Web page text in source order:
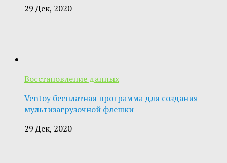
29 Дек, 2020
Восстановление данных
Ventoy бесплатная программа для создания
мультизагрузочной флешки
29 Дек, 2020